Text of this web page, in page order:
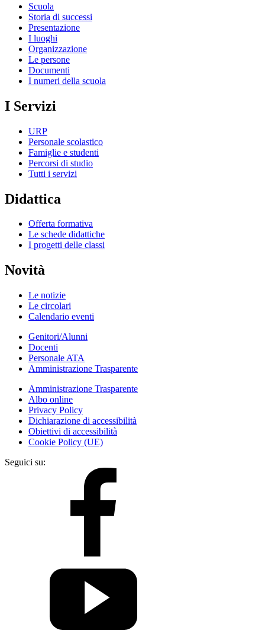
Scuola
Storia di successi
Presentazione
I luoghi
Organizzazione
Le persone
Documenti
I numeri della scuola
I Servizi
URP
Personale scolastico
Famiglie e studenti
Percorsi di studio
Tutti i servizi
Didattica
Offerta formativa
Le schede didattiche
I progetti delle classi
Novità
Le notizie
Le circolari
Calendario eventi
Genitori/Alunni
Docenti
Personale ATA
Amministrazione Trasparente
Amministrazione Trasparente
Albo online
Privacy Policy
Dichiarazione di accessibilità
Obiettivi di accessibilità
Cookie Policy (UE)
Seguici su: